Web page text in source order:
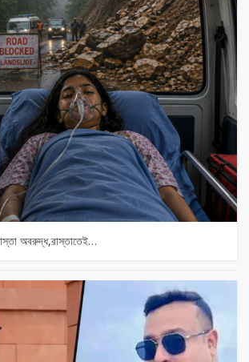
অবরুদ্ধ,রাস্তাতেই…